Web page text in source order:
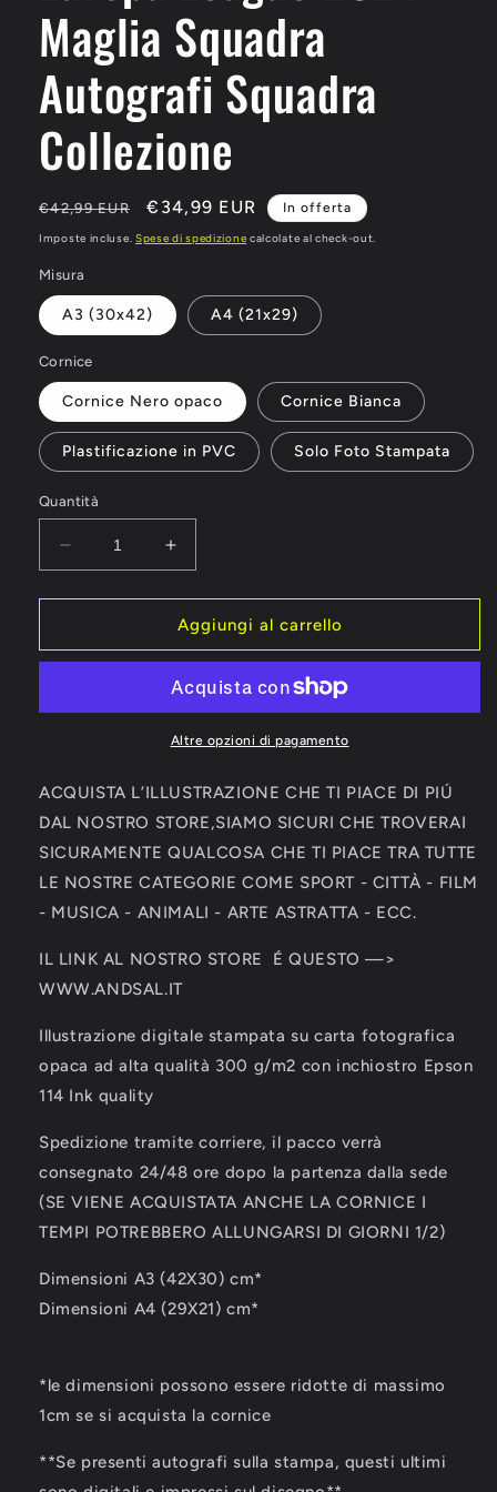
Maglia Squadra
Autografi Squadra
Collezione
Prezzo
di
€42,99 EUR
Prezzo
scontato
€34,99 EUR In offerta
Imposte incluse. Spese di spedizione calcolate al check-out.
Misura
A3 (30x42) A4 (21x29)
Cornice
Cornice Nero opaco Cornice Bianca
Plastificazione in PVC Solo Foto Stampata
Quantità
Diminuisci
quantità
per
Campione
2024
Autografi
Squadra
Collezione
Aumenta
quantità
per
Atalanta
Campione
League
2024
Maglia
Autografi
Squadra
Collezione
Aggiungi al carrello
Altre opzioni di pagamento
ACQUISTA L’ILLUSTRAZIONE CHE TI PIACE DI PIÚ
DAL NOSTRO STORE,SIAMO SICURI CHE TROVERAI
SICURAMENTE QUALCOSA CHE TI PIACE TRA TUTTE
LE NOSTRE CATEGORIE COME SPORT - CITTÀ - FILM
- MUSICA - ANIMALI - ARTE ASTRATTA - ECC.
IL LINK AL NOSTRO STORE É QUESTO —>
WWW.ANDSAL.IT
Illustrazione digitale stampata su carta fotografica
opaca ad alta qualità 300 g/m2 con inchiostro Epson
114 Ink quality
Spedizione tramite corriere, il pacco verrà
consegnato 24/48 ore dopo la partenza dalla sede
(SE VIENE ACQUISTATA ANCHE LA CORNICE I
TEMPI POTREBBERO ALLUNGARSI DI GIORNI 1/2)
Dimensioni A3 (42X30) cm*
Dimensioni A4 (29X21) cm*
*le dimensioni possono essere ridotte di massimo
1cm se si acquista la cornice
**Se presenti autografi sulla stampa, questi ultimi